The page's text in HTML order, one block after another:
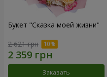
Букет "Сказка моей жизни"
2 621 грн
Заказать